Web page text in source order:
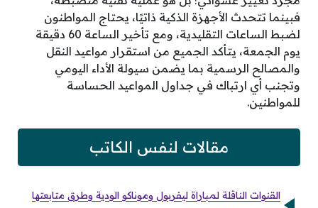
فبينما تتحدث الأجهزة الذكية ذاتيًا، يحتاج المواطنون
لضبط الساعات التقليدية، ومع تأخير الساعة 60 دقيقة
يوم الجمعة، يتأكد الجميع من استقرار مواعيد النقل
والمصالح الرسمية بما يضمن سيولة الأداء اليومي
وتجنب أي ارتباك في جداول المواعيد الحساسة
للمواطنين.
مقالات لنفس الكاتب
القنوات الناقلة لمباراة ليفربول وموناكو الودية وطرق متابعتها